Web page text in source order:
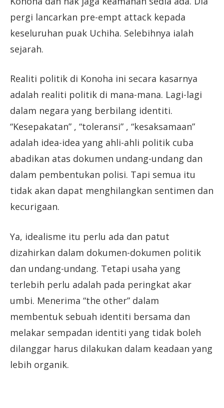
pergi lancarkan pre-empt attack kepada
keseluruhan puak Uchiha. Selebihnya ialah
sejarah.
Realiti politik di Konoha ini secara kasarnya
adalah realiti politik di mana-mana. Lagi-lagi
dalam negara yang berbilang identiti.
“Kesepakatan” , “toleransi” , “kesaksamaan”
adalah idea-idea yang ahli-ahli politik cuba
abadikan atas dokumen undang-undang dan
dalam pembentukan polisi. Tapi semua itu
tidak akan dapat menghilangkan sentimen dan
kecurigaan.
Ya, idealisme itu perlu ada dan patut
dizahirkan dalam dokumen-dokumen politik
dan undang-undang. Tetapi usaha yang
terlebih perlu adalah pada peringkat akar
umbi. Menerima “the other” dalam
membentuk sebuah identiti bersama dan
melakar sempadan identiti yang tidak boleh
dilanggar harus dilakukan dalam keadaan yang
lebih organik.